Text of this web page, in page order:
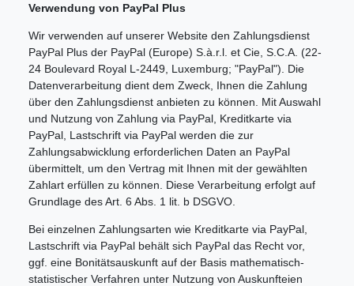
Verwendung von PayPal Plus
Wir verwenden auf unserer Website den Zahlungsdienst
PayPal Plus der PayPal (Europe) S.à.r.l. et Cie, S.C.A. (22-
24 Boulevard Royal L-2449, Luxemburg; "PayPal"). Die
Datenverarbeitung dient dem Zweck, Ihnen die Zahlung
über den Zahlungsdienst anbieten zu können. Mit Auswahl
und Nutzung von Zahlung via PayPal, Kreditkarte via
PayPal, Lastschrift via PayPal werden die zur
Zahlungsabwicklung erforderlichen Daten an PayPal
übermittelt, um den Vertrag mit Ihnen mit der gewählten
Zahlart erfüllen zu können. Diese Verarbeitung erfolgt auf
Grundlage des Art. 6 Abs. 1 lit. b DSGVO.
Bei einzelnen Zahlungsarten wie Kreditkarte via PayPal,
Lastschrift via PayPal behält sich PayPal das Recht vor,
ggf. eine Bonitätsauskunft auf der Basis mathematisch-
statistischer Verfahren unter Nutzung von Auskunfteien